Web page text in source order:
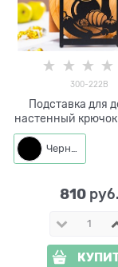
300-222B
Подставка для
настенный крючок
металл
Черный
810 руб.